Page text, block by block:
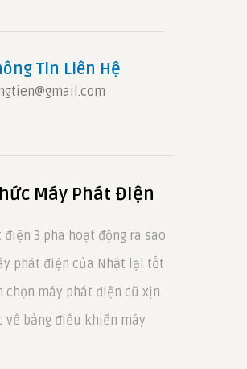
Tin Liên Hệ
Máy Phát Điện
điện 3 pha hoạt động ra sao
phát điện của Nhật lại tốt
chọn máy phát điện cũ xịn
về bảng điều khiển máy